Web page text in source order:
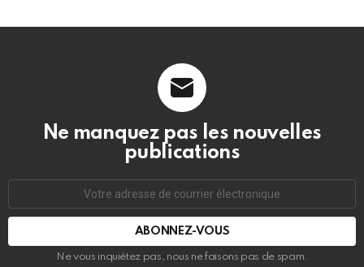
Ne manquez pas les nouvelles
publications
courrier
Ne vous inquiétez pas, nous ne faisons pas de spam.